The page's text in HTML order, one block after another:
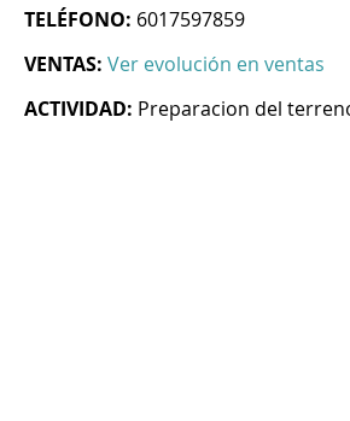
TELÉFONO: 6017597859
VENTAS: Ver evolución en ventas
ACTIVIDAD: Preparacion del